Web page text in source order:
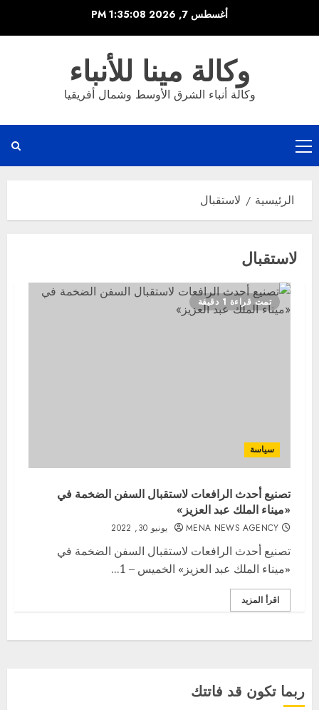
أغسطس 7, 2026 1:35:09 PM
وكالة مينا للأنباء
وكالة أنباء الشرق الأوسط وشمال أفريقيا
القائمة
الرئيسية
الرئيسية لاستقبال
لاستقبال
تمت قراءة 1 دقيقة
سياسة
تصنيع أحدث الرافعات لاستقبال السفن الضخمة في
«ميناء الملك عبد العزيز»
MENA NEWS AGENCY يونيو 30, 2022
تصنيع أحدث الرافعات لاستقبال السفن الضخمة في
«ميناء الملك عبد العزيز» الخميس – 1...
اقرأ المزيد
ربما تكون قد فاتتك